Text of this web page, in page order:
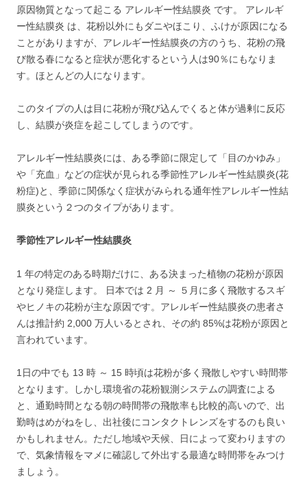
原因物質となって起こる アレルギー性結膜炎 です。 アレルギ
ー性結膜炎 は、花粉以外にもダニやほこり、ふけが原因になる
ことがありますが、アレルギー性結膜炎の方のうち、花粉の飛
び散る春になると症状が悪化するという人は90％にもなりま
す。ほとんどの人になります。
このタイプの人は目に花粉が飛び込んでくると体が過剰に反応
し、結膜が炎症を起こしてしまうのです。
アレルギー性結膜炎には、ある季節に限定して「目のかゆみ」
や「充血」などの症状が見られる季節性アレルギー性結膜炎(花
粉症)と、季節に関係なく症状がみられる通年性アレルギー性結
膜炎という２つのタイプがあります。
季節性アレルギー性結膜炎
1 年の特定のある時期だけに、ある決まった植物の花粉が原因
となり発症します。 日本では 2 月 ～ ５月に多く飛散するスギ
やヒノキの花粉が主な原因です。アレルギー性結膜炎の患者さ
んは推計約 2,000 万人いるとされ、その約 85%は花粉が原因と
言われています。
1日の中でも 13 時 ～ 15 時頃は花粉が多く飛散しやすい時間帯
となります。しかし環境省の花粉観測システムの調査による
と、通勤時間となる朝の時間帯の飛散率も比較的高いので、出
勤時はめがねをし、出社後にコンタクトレンズをするのも良い
かもしれません。ただし地域や天候、日によって変わりますの
で、気象情報をマメに確認して外出する最適な時間帯をみつけ
ましょう。